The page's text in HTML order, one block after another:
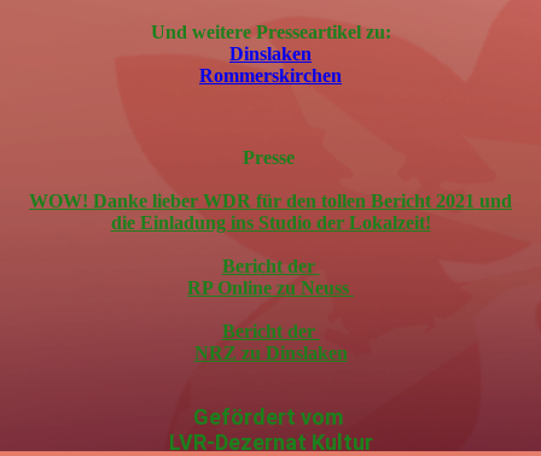
Und weitere Presseartikel zu:
Dinslaken
Rommerskirchen
Presse
WOW! Danke lieber WDR für den tollen Bericht 2021 und
die Einladung ins Studio der Lokalzeit!
Bericht der
RP Online zu Neuss
Bericht der
NRZ zu Dinslaken
Gefördert vom
LVR-Dezernat Kultur